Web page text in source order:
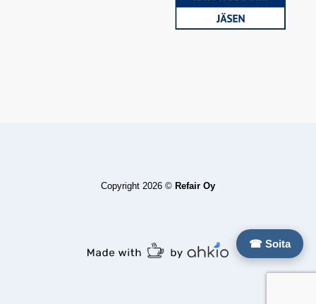
☎ Soita
Copyright 2026 © Refair Oy